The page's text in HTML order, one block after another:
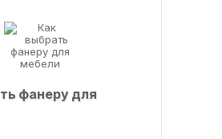
фанеру для